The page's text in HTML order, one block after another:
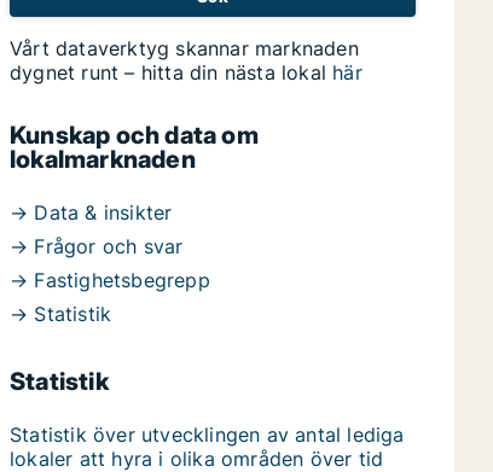
Vårt dataverktyg skannar marknaden
dygnet runt – hitta din nästa lokal här
Kunskap och data om
lokalmarknaden
→ Data & insikter
→ Frågor och svar
→ Fastighetsbegrepp
→ Statistik
Statistik
Statistik över utvecklingen av antal lediga
lokaler att hyra i olika områden över tid